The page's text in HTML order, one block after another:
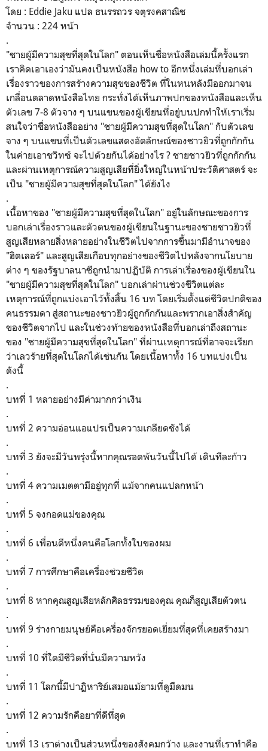
โดย : Eddie Jaku แปล ธนรรถวร จตุรงคสาณิช
จำนวน : 224 หน้า
.
"ชายผู้มีความสุขที่สุดในโลก" ตอนเห็นชื่อหนังสือเล่มนี้ครั้งแรก
เราคิดเอาเองว่ามันคงเป็นหนังสือ how to อีกหนึ่งเล่มที่บอกเล่า
เรื่องราวของการสร้างความสุขของชีวิต ที่ในหนหลังมีออกมาจน
เกลื่อนตลาดหนังสือไทย กระทั่งได้เห็นภาพปกของหนังสือและเห็น
ตัวเลข 7-8 ตัวจาง ๆ บนแขนของผู้เขียนที่อยู่บนปกทำให้เราเริ่ม
สนใจว่าชื่อหนังสืออย่าง "ชายผู้มีความสุขที่สุดในโลก" กับตัวเลข
จาง ๆ บนแขนที่เป็นตัวเลขแสดงอัตลักษณ์ของชาวยิวที่ถูกกักกัน
ในค่ายเอาชวิทซ์ จะไปด้วยกันได้อย่างไร ? ชายชาวยิวที่ถูกกักกัน
และผ่านเหตุการณ์ความสูญเสียที่ยิ่งใหญ่ในหน้าประวัติศาสตร์ จะ
เป็น "ชายผู้มีความสุขที่สุดในโลก" ได้ยังไง
.
เนื้อหาของ "ชายผู้มีความสุขที่สุดในโลก" อยู่ในลักษณะของการ
บอกเล่าเรื่องราวและตัวตนของผู้เขียนในฐานะของชายชาวยิวที่
สูญเสียหลายสิ่งหลายอย่างในชีวิตไปจากการขึ้นมามีอำนาจของ
"ฮิตเลอร์" และสูญเสียเกือบทุกอย่างของชีวิตไปหลังจากนโยบาย
ต่าง ๆ ของรัฐบาลนาซีถูกนำมาปฏิบัติ การเล่าเรื่องของผู้เขียนใน
"ชายผู้มีความสุขที่สุดในโลก" บอกเล่าผ่านช่วงชีวิตแต่ละ
เหตุการณ์ที่ถูกแบ่งเอาไว้ทั้งสิ้น 16 บท โดยเริ่มตั้งแต่ชีวิตปกติของ
คนธรรมดา สู่สถานะของชาวยิวผู้ถูกกักกันและพรากเอาสิ่งสำคัญ
ของชีวิตจากไป และในช่วงท้ายของหนังสือที่บอกเล่าถึงสถานะ
ของ "ชายผู้มีความสุขที่สุดในโลก" ที่ผ่านเหตุการณ์ที่อาจจะเรียก
ว่าเลวร้ายที่สุดในโลกได้เช่นกัน โดยเนื้อหาทั้ง 16 บทแบ่งเป็น
ดังนี้
.
บทที่ 1 หลายอย่างมีค่ามากกว่าเงิน
.
บทที่ 2 ความอ่อนแอแปรเป็นความเกลียดชังได้
.
บทที่ 3 ยังจะมีวันพรุ่งนี้หากคุณรอดพ้นวันนี้ไปได้ เดินทีละก้าว
.
บทที่ 4 ความเมตตามีอยู่ทุกที่ แม้จากคนแปลกหน้า
.
บทที่ 5 จงกอดแม่ของคุณ
.
บทที่ 6 เพื่อนดีหนึ่งคนคือโลกทั้งใบของผม
.
บทที่ 7 การศึกษาคือเครื่องช่วยชีวิต
.
บทที่ 8 หากคุณสูญเสียหลักศิลธรรมของคุณ คุณก็สูญเสียตัวตน
.
บทที่ 9 ร่างกายมนุษย์คือเครื่องจักรยอดเยี่ยมที่สุดที่เคยสร้างมา
.
บทที่ 10 ที่ใดมีชีวิตที่นั่นมีความหวัง
.
บทที่ 11 โลกนี้มีปาฏิหาริย์เสมอแม้ยามที่ดูมืดมน
.
บทที่ 12 ความรักคือยาที่ดีที่สุด
.
บทที่ 13 เราต่างเป็นส่วนหนึ่งของสังคมกว้าง และงานที่เราทำคือ